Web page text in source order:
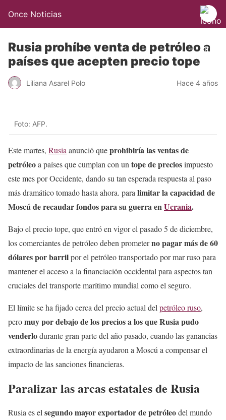
Once Noticias
Rusia prohíbe venta de petróleo a
países que acepten precio tope
Liliana Asarel Polo Hace 4 años
Foto: AFP.
Este martes, Rusia anunció queprohibiría las ventas de
petróleoa países que cumplan con un tope de preciosimpuesto
este mes por Occidente, dando su tan esperada respuesta al paso
más dramático tomado hasta ahora. para limitar la capacidad de
Moscú de recaudar fondos para su guerra enUcrania.
Bajo el precio tope, que entró en vigor el pasado 5 de diciembre,
los comerciantes de petróleo deben prometerno pagar más de 60
dólares por barrilpor el petróleo transportado por mar ruso para
mantener el acceso a la financiación occidental para aspectos tan
cruciales del transporte marítimo mundial como el seguro.
El límite se ha fijado cerca del precio actual del petróleo ruso,
peromuy por debajo de los precios a los que Rusia pudo
venderlodurante gran parte del año pasado, cuando las ganancias
extraordinarias de la energía ayudaron a Moscú a compensar el
impacto de las sanciones financieras.
Paralizar las arcas estatales de Rusia
Rusia es el segundo mayor exportador de petróleodel mundo